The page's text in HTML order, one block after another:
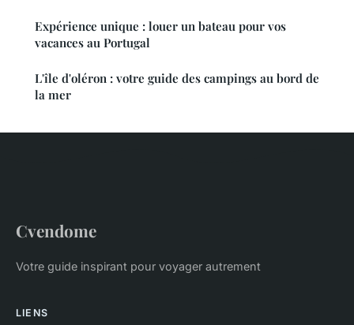
Expérience unique : louer un bateau pour vos
vacances au Portugal
L'île d'oléron : votre guide des campings au bord de
la mer
Cvendome
Votre guide inspirant pour voyager autrement
LIENS